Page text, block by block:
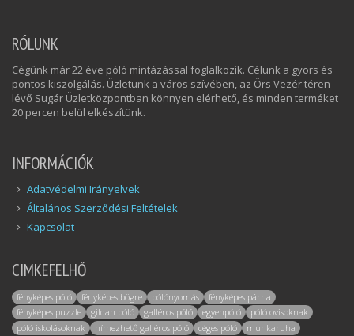
RÓLUNK
Cégünk már 22 éve póló mintázással foglalkozik. Célunk a gyors és
pontos kiszolgálás. Üzletünk a város szívében, az Örs Vezér téren
lévő Sugár Üzletközpontban könnyen elérhető, és minden terméket
20 percen belül elkészítünk.
INFORMÁCIÓK
Adatvédelmi Irányelvek
Általános Szerződési Feltételek
Kapcsolat
CIMKEFELHŐ
fényképes póló fényképes bögre pólónyomás
fényképes párna
fényképes puzzle
gildan póló galléros póló egyenpóló
póló ovisoknak
póló iskolásoknak
hímezhető galléros póló céges póló
munkaruha